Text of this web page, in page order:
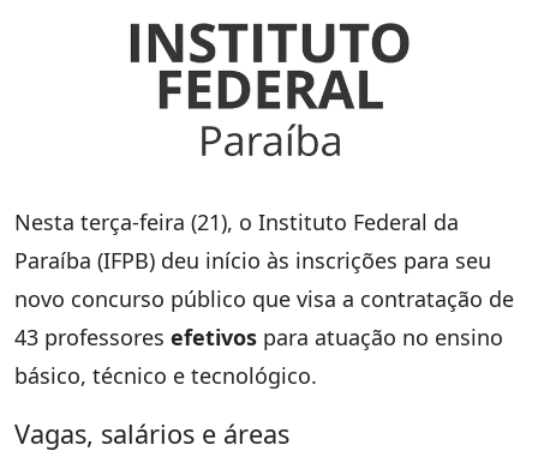
Nesta terça-feira (21), o Instituto Federal da
Paraíba (IFPB) deu início às inscrições para seu
novo concurso público que visa a contratação de
43 professores efetivos para atuação no ensino
básico, técnico e tecnológico.
Vagas, salários e áreas